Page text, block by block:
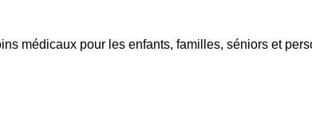
médicaux pour les enfants, familles, séniors et